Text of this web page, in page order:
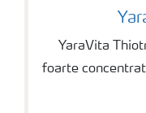
YaraVita
YaraVita
foarte